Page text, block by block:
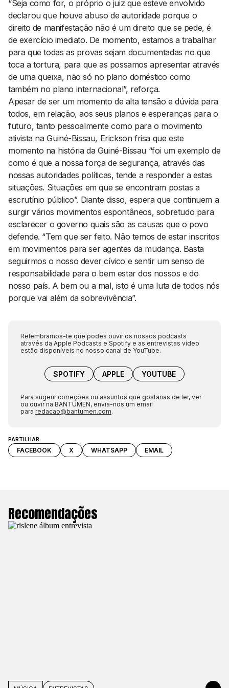
PARTILHAR
FACEBOOK X WHATSAPP EMAIL
“Seja como for, o próprio o juiz que esteve envolvido
declarou que houve abuso de autoridade porque o
direito de manifestação não é um direito que se pede, é
de exercício imediato. De momento, estamos a trabalhar
para que todas as provas sejam documentadas no que
toca a tortura, para que as possamos apresentar através
de uma queixa, não só no plano doméstico como
também no plano internacional”, reforça.
Apesar de ser um momento de alta tensão e dúvida para
todos, em relação, aos seus planos e esperanças para o
futuro, tanto pessoalmente como para o movimento
ativista na Guiné-Bissau, Erickson frisa que este
momento na história da Guiné-Bissau “foi um exemplo de
como é que a nossa força de segurança, através das
nossas autoridades políticas, tende a responder a estas
situações. Situações em que se encontram postas a
escrutínio público”. Diante disso, espera que continuem a
surgir vários movimentos espontâneos, sobretudo para
esclarecer o governo quais são as causas que o povo
defende. “Tem que ser feito. Não temos de estar inscritos
em movimentos para ser agentes da mudança. Basta
seguirmos o nosso dever cívico e sentir um senso de
responsabilidade para o bem estar dos nossos e do
nosso país. A bem ou a mal, isto é uma luta de todos nós
porque vai além da sobrevivência”.
Relembramos-te que podes ouvir os nossos podcasts
através da Apple Podcasts e Spotify e as entrevistas vídeo
estão disponíveis no nosso canal de YouTube.
SPOTIFY APPLE YOUTUBE
Para sugerir correções ou assuntos que gostarias de ler, ver
ou ouvir na BANTUMEN, envia-nos um email
para redacao@bantumen.com.
Recomendações